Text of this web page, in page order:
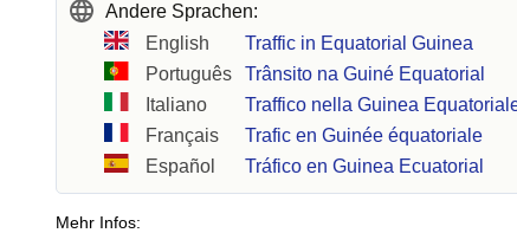
Andere Sprachen:
English
Traffic in Equatorial Guinea
Português
Trânsito na Guiné Equatorial
Italiano
Traffico nella Guinea
Français
Trafic en Guinée équatoriale
Español
Tráfico en Guinea Ecuatorial
Mehr Infos: